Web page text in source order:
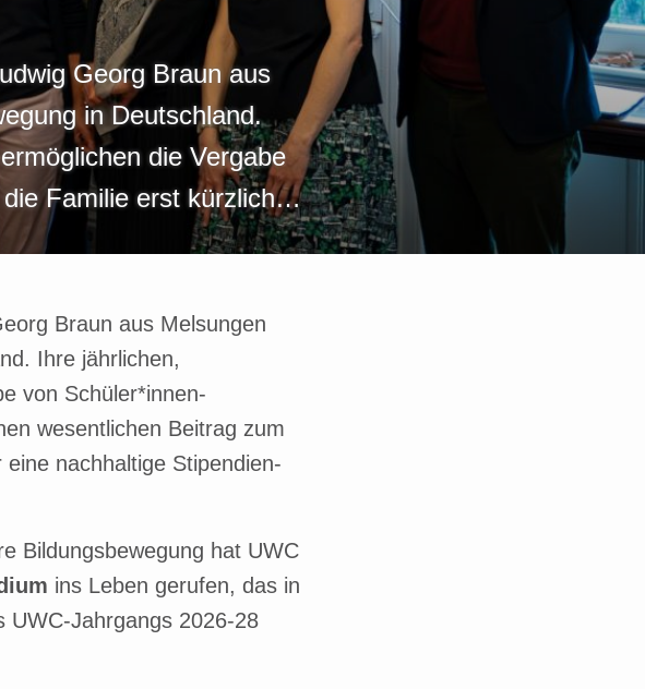
Georg Braun aus
in Deutschland.
die Vergabe
die Familie erst kürzlich…
Braun aus Melsungen
Ihre jährlichen,
von Schüler*innen-
wesentlichen Beitrag zum
nachhaltige Stipendien-
Bildungsbewegung hat UWC
ins Leben gerufen, das in
UWC-Jahrgangs 2026-28